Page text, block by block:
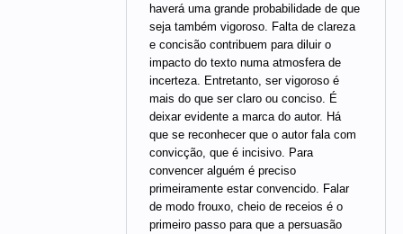
haverá uma grande probabilidade de que
seja também vigoroso. Falta de clareza
e concisão contribuem para diluir o
impacto do texto numa atmosfera de
incerteza. Entretanto, ser vigoroso é
mais do que ser claro ou conciso. É
deixar evidente a marca do autor. Há
que se reconhecer que o autor fala com
convicção, que é incisivo. Para
convencer alguém é preciso
primeiramente estar convencido. Falar
de modo frouxo, cheio de receios é o
primeiro passo para que a persuasão